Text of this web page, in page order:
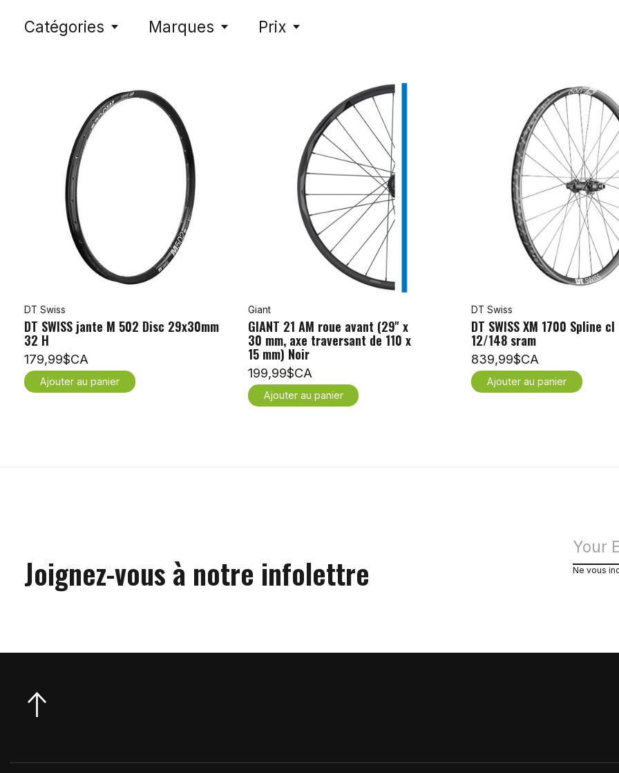
Catégories Marques Prix
DT Swiss
DT SWISS jante M 502 Disc 29x30mm
32 H
179,99$CA
Ajouter au panier
Giant
GIANT 21 AM roue avant (29'' x
30 mm, axe traversant de 110 x
15 mm) Noir
199,99$CA
Ajouter au panier
DT Swiss
DT SWISS XM 1700 Spline
12/148 sram
839,99$CA
Ajouter au panier
Joignez-vous à notre infolettre Ne vous